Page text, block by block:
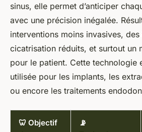
sinus, elle permet d’anticiper
avec une précision inégalée.
interventions moins invasives,
cicatrisation réduits, et surtout un
pour le patient. Cette technologie
utilisée pour les implants, les
ou encore les traitements
🦷 Objectif
📡